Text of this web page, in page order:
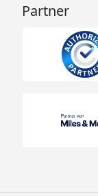
Partner